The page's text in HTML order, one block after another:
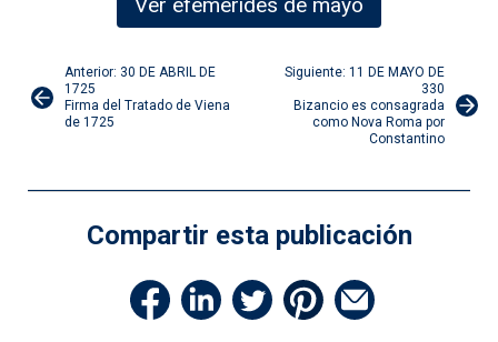
Navegación
de
Anterior: 30 DE ABRIL DE
1725
Firma del Tratado de Viena
de 1725
Siguiente: 11 DE MAYO DE
330
Bizancio es consagrada
como Nova Roma por
Constantino
Compartir esta publicación